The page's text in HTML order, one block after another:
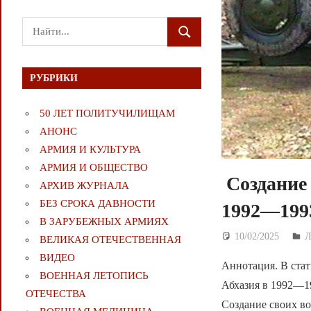
10/02/2025
Аннотация. В
Абхазия в
Создание своих
Поиск
для:
ПОИСК
РУБРИКИ
50 ЛЕТ ПОЛИТУЧИЛИЩАМ
АНОНС
АРМИЯ И КУЛЬТУРА
АРМИЯ И ОБЩЕСТВО
АРХИВ ЖУРНАЛА
БЕЗ СРОКА ДАВНОСТИ
В ЗАРУБЕЖНЫХ АРМИЯХ
ВЕЛИКАЯ ОТЕЧЕСТВЕННАЯ
ВИДЕО
ВОЕННАЯ ЛЕТОПИСЬ
ОТЕЧЕСТВА